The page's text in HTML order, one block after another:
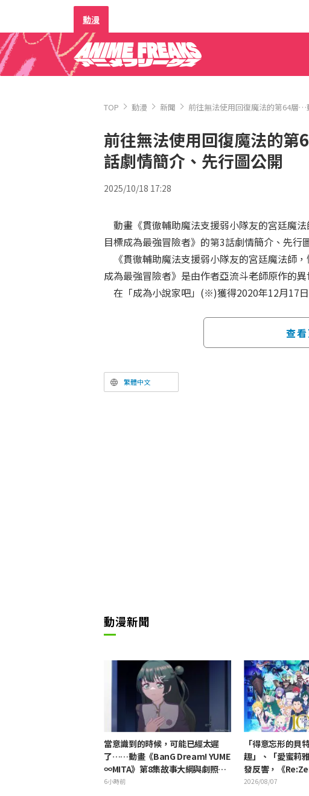
動漫
TOP 動漫 新聞 前往無法使用回復魔法的第64層
前往無法使用回復魔法的
話劇情簡介、先行圖公開
2025/10/18 17:28
動畫《貫徹輔助魔法支援弱小隊友的宮廷魔
目標成為最強冒險者》的第3話劇情簡介、先行
《貫徹輔助魔法支援弱小隊友的宮廷魔法師
成為最強冒險者》是由作者亞流斗老師原作的異
在「成為小說家吧」(※)獲得2020年12月17
合理的放逐,與曾被譽為「傳說」的隊伍「持久
查
繁體中文
動漫新聞
當意識到的時候，可能已經太遲
了……動畫《BanG Dream! YUME
∞MITA》第8集故事大綱與劇照公
開
6小時前
「得意忘形的貝
趣」、「愛蜜莉
發反響，《
紀念活動視覺圖解
2026/08/07